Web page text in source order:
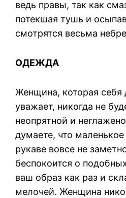
ведь правы, так как
потекшая тушь и
смотрятся весьма
ОДЕЖДА
Женщина, которая себя
уважает, никогда не
неопрятной и
думаете, что
рукаве вовсе не
беспокоится о
ваш образ как раз и
мелочей. Женщина